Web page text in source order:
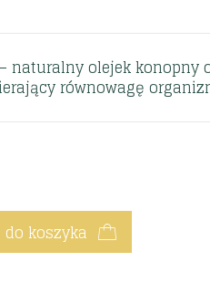
naturalny olejek konopny
równowagę
do koszyka